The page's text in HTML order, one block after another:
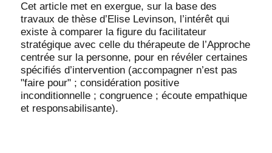
Cet article met en exergue, sur la base des
travaux de thèse d’Elise Levinson, l’intérêt qui
existe à comparer la figure du facilitateur
stratégique avec celle du thérapeute de l’Approche
centrée sur la personne, pour en révéler certaines
spécifiés d’intervention (accompagner n’est pas
"faire pour" ; considération positive
inconditionnelle ; congruence ; écoute empathique
et responsabilisante).